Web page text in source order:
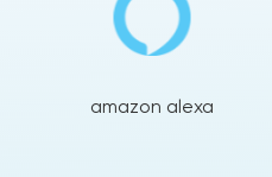
amazon alexa